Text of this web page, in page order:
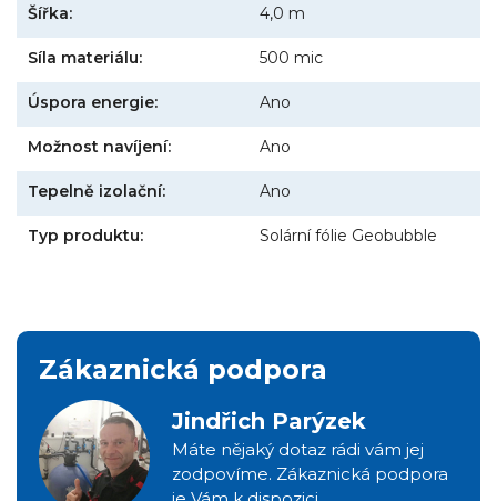
Šířka: 4,0 m
Síla materiálu: 500 mic
Úspora energie: Ano
Možnost navíjení: Ano
Tepelně izolační: Ano
Typ produktu: Solární fólie Geobubble
Zákaznická podpora
Jindřich Parýzek
Máte nějaký dotaz rádi vám jej
zodpovíme. Zákaznická podpora